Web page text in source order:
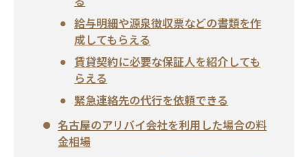
給与明細や源泉徴収票などの書類を作
成してもらえる
賃貸契約に必要な保証人を紹介しても
らえる
緊急連絡先の代行を依頼できる
名古屋のアリバイ会社を利用した場合の料
金相場